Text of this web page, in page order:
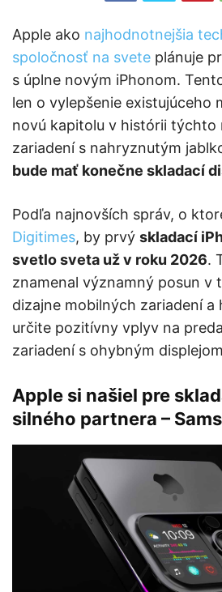
Apple ako najhodnotnejšia
spoločnosť na svete plánuje
s úplne novým iPhonom.
len o vylepšenie existujúceho
novú kapitolu v histórii týchto
zariadení s nahryznutým
bude mať konečne skladací
Podľa najnovších správ, o
Digitimes, by prvý skladací
svetlo sveta už v roku 2026.
znamenal významný posun v
dizajne mobilných zariadení a
určite pozitívny vplyv na
zariadení s ohybným
Apple si našiel pre
silného partnera –